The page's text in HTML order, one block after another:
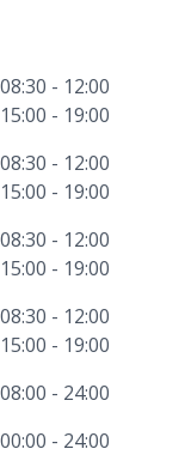
08:30 - 12:00
15:00 - 19:00
08:30 - 12:00
15:00 - 19:00
08:30 - 12:00
15:00 - 19:00
08:30 - 12:00
15:00 - 19:00
08:00 - 24:00
00:00 - 24:00